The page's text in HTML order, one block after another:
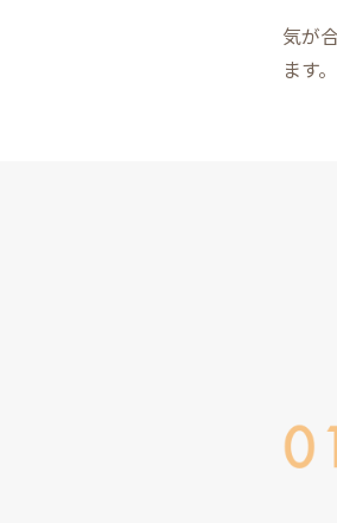
気が
ます。